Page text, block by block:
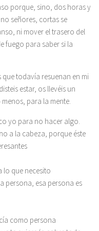
porque, sino, dos horas y
señores, cortas se
ni mover el trasero del
fuego para saber si la
todavía resuenan en mi
estar, os llevéis un
para la mente.
yo para no hacer algo.
a la cabeza, porque éste
lo que necesito
persona, esa persona es
como persona